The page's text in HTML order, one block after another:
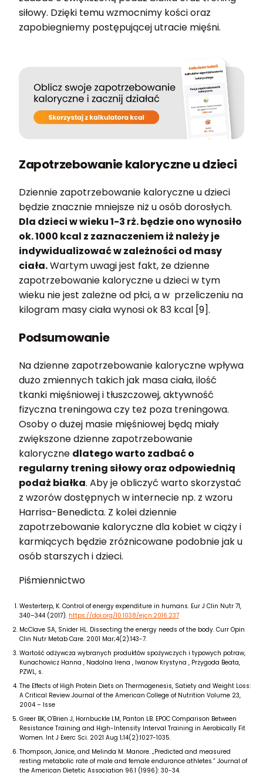
siłowy. Dzięki temu wzmocnimy kości oraz
zapobiegniemy postępującej utracie mięśni.
Zapotrzebowanie kaloryczne u dzieci
Dziennie zapotrzebowanie kaloryczne u dzieci
będzie znacznie mniejsze niż u osób dorosłych.
Dla dzieci w wieku 1-3 rż. będzie ono wynosiło
ok. 1000 kcal z zaznaczeniem iż należy je
indywidualizować w zależności od masy
ciała.Wartym uwagi jest fakt, że dzienne
zapotrzebowanie kaloryczne u dzieci w tym
wieku nie jest zależne od płci, a w przeliczeniu na
kilogram masy ciała wynosi ok 83 kcal [9].
Podsumowanie
Na dzienne zapotrzebowanie kaloryczne wpływa
dużo zmiennych takich jak masa ciała, ilość
tkanki mięśniowej i tłuszczowej, aktywność
fizyczna treningowa czy też poza treningowa.
Osoby o dużej masie mięśniowej będą miały
zwiększone dzienne zapotrzebowanie
kaloryczne dlatego warto zadbać o
regularny trening siłowy oraz odpowiednią
podaż białka. Aby je obliczyć warto skorzystać
z wzorów dostępnych w internecie np. z wzoru
Harrisa-Benedicta. Z kolei dziennie
zapotrzebowanie kaloryczne dla kobiet w ciąży i
karmiących będzie zróżnicowane podobnie jak u
osób starszych i dzieci.
Piśmiennictwo
Westerterp, K. Control of energy expenditure in humans. Eur J Clin Nutr 71,
340–344 (2017). https://doi.org/10.1038/ejcn.2016.237
McClave SA, Snider HL. Dissecting the energy needs of the body. Curr Opin
Clin Nutr Metab Care. 2001 Mar;4(2):143-7.
Wartość odżywcza wybranych produktów spożywczych i typowych potraw,
Kunachowicz Hanna , Nadolna Irena , Iwanow Krystyna , Przygoda Beata,
PZWL, s.
The Effects of High Protein Diets on Thermogenesis, Satiety and Weight Loss:
A Critical Review Journal of the American College of Nutrition Volume 23,
2004 – Isse
Greer BK, O’Brien J, Hornbuckle LM, Panton LB. EPOC Comparison Between
Resistance Training and High-Intensity Interval Training in Aerobically Fit
Women. Int J Exerc Sci. 2021 Aug 1;14(2):1027-1035.
Thompson, Janice, and Melinda M. Manore. „Predicted and measured
resting metabolic rate of male and female endurance athletes.” Journal of
the American Dietetic Association 96.1 (1996): 30-34.